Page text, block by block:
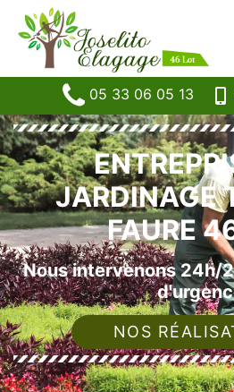
05 33 06 05 13
JARDINAGE
FAURE
Nous intervenons 24h/
NOS